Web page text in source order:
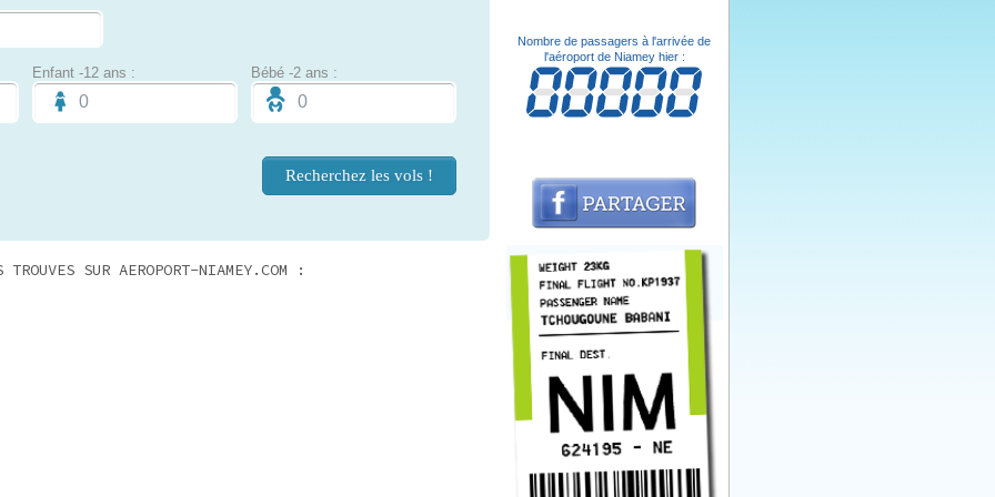
Enfant -12 ans : Bébé -2 ans :
SUR AEROPORT-NIAMEY.COM :
Nombre de passagers à l'arrivée de
l'aéroport de Niamey hier :